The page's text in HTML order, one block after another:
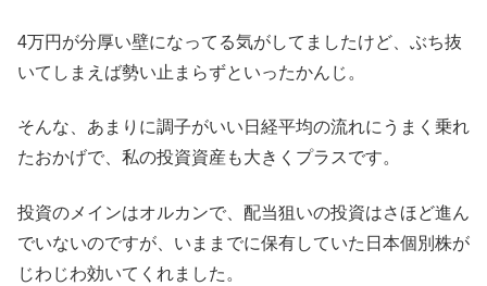
4万円が分厚い壁になってる気がしてましたけど、ぶち抜
いてしまえば勢い止まらずといったかんじ。
そんな、あまりに調子がいい日経平均の流れにうまく乗れ
たおかげで、私の投資資産も大きくプラスです。
投資のメインはオルカンで、配当狙いの投資はさほど進ん
でいないのですが、いままでに保有していた日本個別株が
じわじわ効いてくれました。